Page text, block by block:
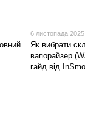
6 листопада 2025
Як вибрати
вапорайзер
гайд від